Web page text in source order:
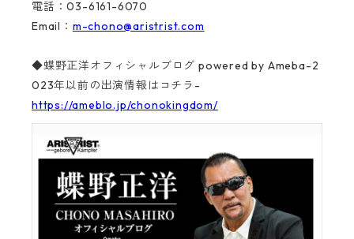
電話：03-6161-6070
Email： m-chono@aristrist.com
◆蝶野正洋オフィシャルブログ powered by Ameba-2
023年以前の出演情報はコチラ-
https://ameblo.jp/chonokingdom/